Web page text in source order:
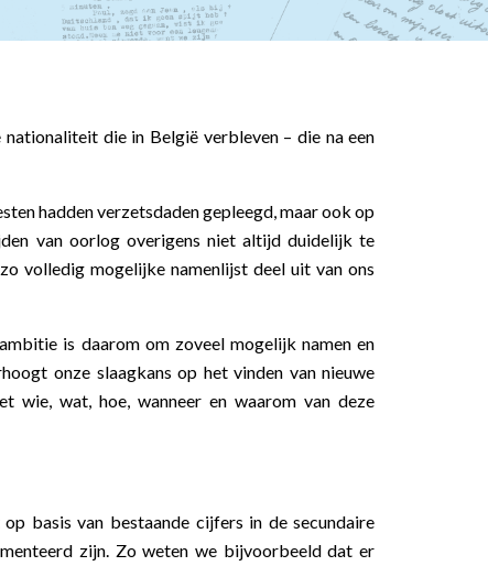
die in België verbleven – die na een
hadden verzetsdaden gepleegd, maar ook op
van oorlog overigens niet altijd duidelijk te
volledig mogelijke namenlijst deel uit van ons
is daarom om zoveel mogelijk namen en
onze slaagkans op het vinden van nieuwe
wie, wat, hoe, wanneer en waarom van deze
basis van bestaande cijfers in de secundaire
zijn. Zo weten we bijvoorbeeld dat er